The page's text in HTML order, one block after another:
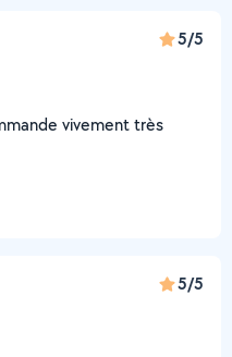
5/5
vivement très
5/5